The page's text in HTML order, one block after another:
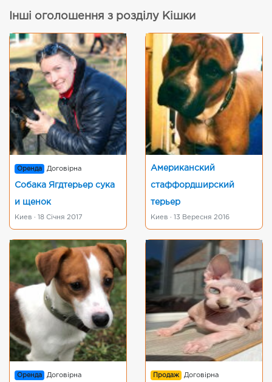
Інші оголошення з розділу Кішки
Оренда Договірна
Собака Ягдтерьер сука
и щенок
Киев · 18 Січня 2017
Американский
стаффордширский
терьер
Киев · 13 Вересня 2016
Оренда Договірна Продаж Договірна